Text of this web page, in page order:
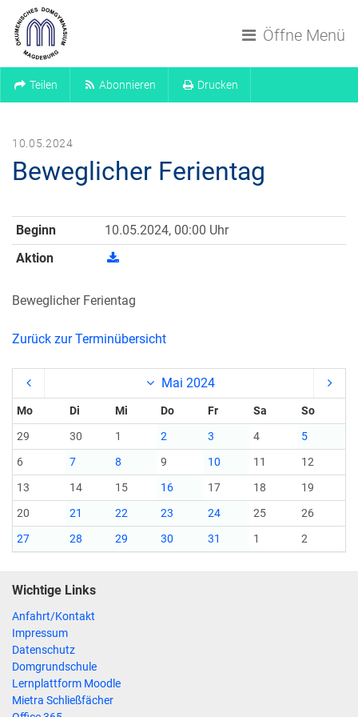
Öffne Menü
Teilen Abonnieren Drucken
10.05.2024
Beweglicher Ferientag
Beginn
10.05.2024, 00:00 Uhr
Aktion
Beweglicher Ferientag
Zurück zur Terminübersicht
Mai 2024
Mo Di Mi Do Fr Sa
So
29
30 1 2 3 4
5
6
7 8 9 10 11
12
13
14 15 16 17 18
19
20
21 22 23 24 25
26
27
28 29 30 31 1 2
Wichtige Links
Anfahrt/Kontakt
Impressum
Datenschutz
Domgrundschule
Lernplattform Moodle
Mietra Schließfächer